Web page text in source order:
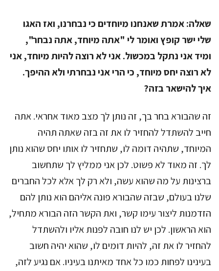
שאלה:אמרת שאנחנו מיוחדים כי נבחרנו, ואז האגו
שלי ישר קופץ ואומר לי "אתה מיוחד, אתה נבחר",
ומיד אני נתקל במכשול. אני לא רוצה להיות מיוחד, אני
לא רוצה יחס מיוחד, כי הרי אני נבחרתי ולא ההיפך.
איך להישאר בזה?
זה שהבורא בחר בך, זה נותן לך מצב מאוד אחראי. אתה
חייב להשתדל להחזיר לו את זה בזה שאתה תהיה
המיוחד, שתהיה דומה לו, שתחזיר לו אותו יחס שהוא נותן
לך. זה מאוד לא פשוט. לכן אני ממליץ לך שתחשוב
ברצינות על מה שהוא עשה, ולא רק לך אלא לכל החברים
שלנו בעולם, שבזה שהבורא פונה אליהם הוא נותן להם
הזדמנות ליצור עימו קשר, ואת הקשר הזה הבורא מתחיל,
הוא הראשון. לכן יש לנו חובה לפנות אליו ולהשתדל
להחזיר לו את זה, להיות דומים לו, שהוא יהיה חשוב
בעינינו לפחות כמו כל אחד מאיתנו בעיניו. אם נגיע לזה,